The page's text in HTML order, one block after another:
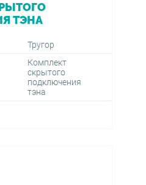
ТЭНА
Тругор
Комплект
скрытого
подключения
тэна